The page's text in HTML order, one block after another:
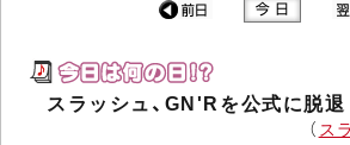
スラッシュ、GN'Rを公式に脱退
（ ス